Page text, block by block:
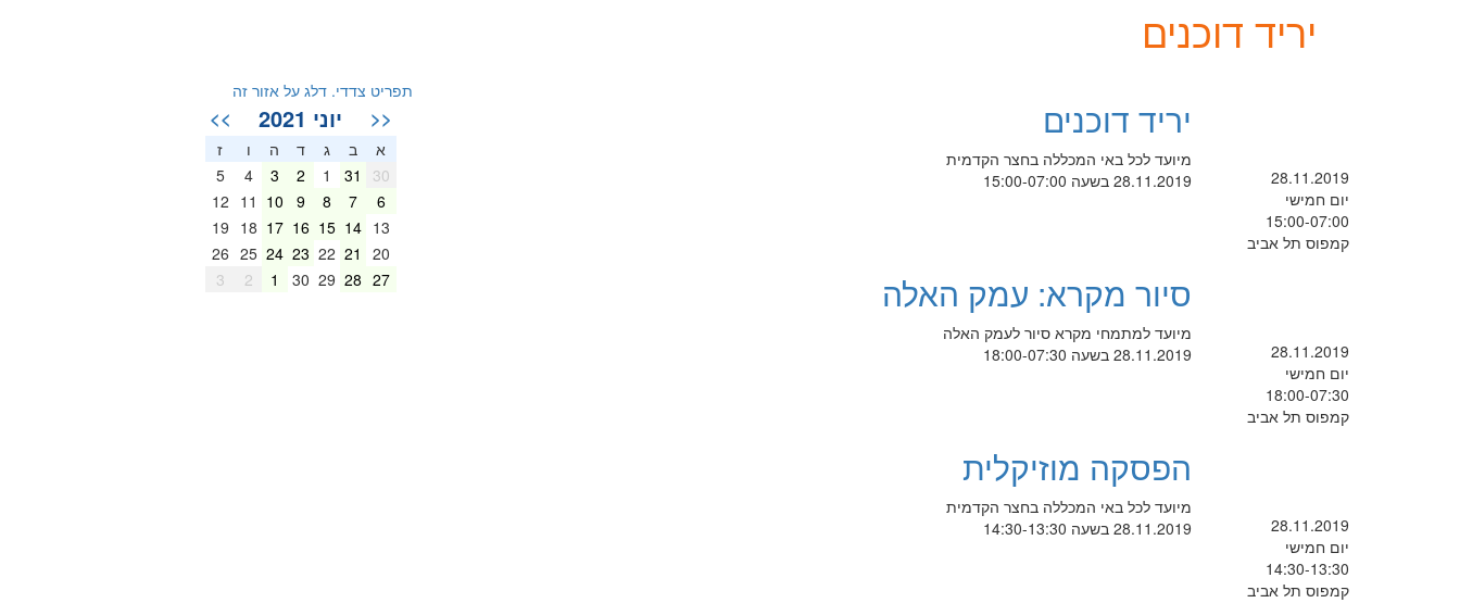
יריד דוכנים
28.11.2019
יום חמישי
15:00-07:00
קמפוס תל אביב
יריד דוכנים
מיועד לכל באי המכללה בחצר הקדמית
28.11.2019 בשעה 15:00-07:00
28.11.2019
יום חמישי
18:00-07:30
קמפוס תל אביב
סיור מקרא: עמק האלה
מיועד למתמחי מקרא סיור לעמק האלה
28.11.2019 בשעה 18:00-07:30
28.11.2019
יום חמישי
14:30-13:30
קמפוס תל אביב
הפסקה מוזיקלית
מיועד לכל באי המכללה בחצר הקדמית
28.11.2019 בשעה 14:30-13:30
תפריט צדדי. דלג על אזור זה
<< יוני 2021 >>
א ב ג ד ה ו
ז
30
31
1
2
3
4
5
6
7
8
9
10
11
12
13
14
15
16
17
18
19
20
21
22
23
24
25
26
27
28
29
30
1
2
3